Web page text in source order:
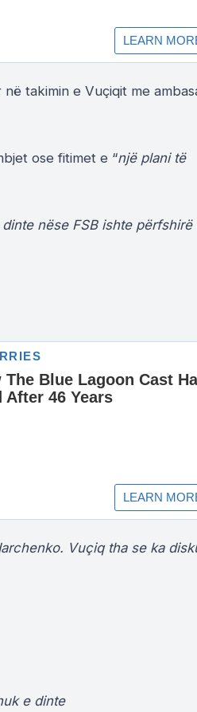
takimin e Vuçiqit me
ose fitimet e “një plani të
nëse FSB ishte përfshirë
Vuçiq tha se ka
e dinte